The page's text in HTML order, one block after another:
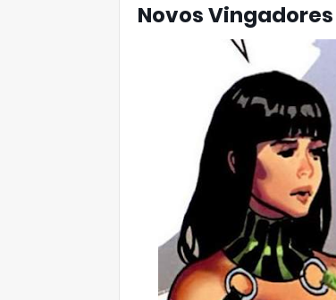
Novos Vingadores